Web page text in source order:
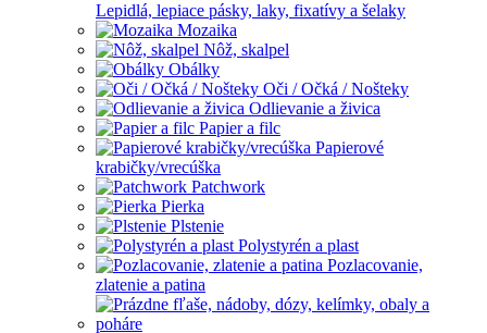
Lepidlá, lepiace pásky, laky, fixatívy a šelaky
Mozaika
Nôž, skalpel
Obálky
Oči / Očká / Nošteky
Odlievanie a živica
Papier a filc
Papierové
krabičky/vrecúška
Patchwork
Pierka
Plstenie
Polystyrén a plast
Pozlacovanie,
zlatenie a patina